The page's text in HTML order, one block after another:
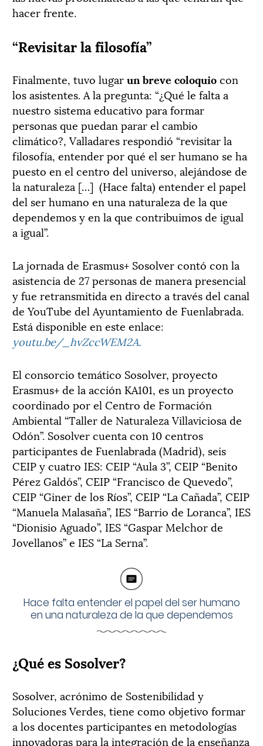
hacer frente.
“Revisitar la filosofía”
Finalmente, tuvo lugarun breve coloquiocon
los asistentes. A la pregunta: “¿Qué le falta a
nuestro sistema educativo para formar
personas que puedan parar el cambio
climático?, Valladares respondió “revisitar la
filosofía, entender por qué el ser humano se ha
puesto en el centro del universo, alejándose de
la naturaleza […] (Hace falta) entender el papel
del ser humano en una naturaleza de la que
dependemos y en la que contribuimos de igual
a igual”.
La jornada de Erasmus+ Sosolver contó con la
asistencia de 27 personas de manera presencial
y fue retransmitida en directo a través del canal
de YouTube del Ayuntamiento de Fuenlabrada.
Está disponible en este enlace:
youtu.be/_hvZccWEM2A.
El consorcio temático Sosolver, proyecto
Erasmus+ de la acción KA101, es un proyecto
coordinado por el Centro de Formación
Ambiental “Taller de Naturaleza Villaviciosa de
Odón”. Sosolver cuenta con 10 centros
participantes de Fuenlabrada (Madrid), seis
CEIP y cuatro IES: CEIP “Aula 3”, CEIP “Benito
Pérez Galdós”, CEIP “Francisco de Quevedo”,
CEIP “Giner de los Ríos”, CEIP “La Cañada”, CEIP
“Manuela Malasaña”, IES “Barrio de Loranca”, IES
“Dionisio Aguado”, IES “Gaspar Melchor de
Jovellanos” e IES “La Serna”.
Hace falta entender el papel del ser humano
en una naturaleza de la que dependemos
¿Qué es Sosolver?
Sosolver, acrónimo de Sostenibilidad y
Soluciones Verdes, tiene como objetivo formar
a los docentes participantes en metodologías
innovadoras para la integración de la enseñanza